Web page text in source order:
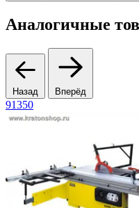
Аналогичные
Назад Вперёд
91350